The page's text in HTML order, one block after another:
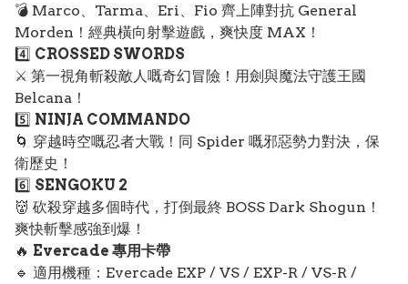
💣 Marco、Tarma、Eri、Fio 齊上陣對抗 General
Morden！經典橫向射擊遊戲，爽快度 MAX！
4️⃣ CROSSED SWORDS
⚔️ 第一視角斬殺敵人嘅奇幻冒險！用劍與魔法守護王國
Belcana！
5️⃣ NINJA COMMANDO
🌀 穿越時空嘅忍者大戰！同 Spider 嘅邪惡勢力對決，保
衛歷史！
6️⃣ SENGOKU 2
👹 砍殺穿越多個時代，打倒最終 BOSS Dark Shogun！
爽快斬擊感強到爆！
🔥 Evercade 專用卡帶
🔹 適用機種：Evercade EXP / VS / EXP-R / VS-R /